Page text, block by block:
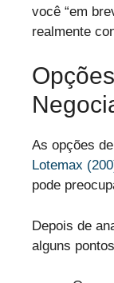
você “em
realmente
As opções
Lotemax
pode
Depois de
alguns